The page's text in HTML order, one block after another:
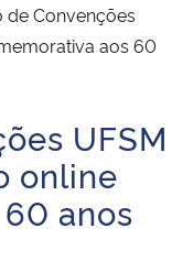
de Convenções
aos 60
UFSM
online
anos